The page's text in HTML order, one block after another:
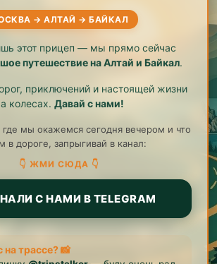
→ АЛТАЙ → БАЙКАЛ
этот прицеп — мы прямо сейчас
путешествие на Алтай и Байкал.
приключений и настоящей жизни
колесах. Давай с нами!
мы окажемся сегодня вечером и что
в дороге, запрыгивай в канал:
👇 ЖМИ СЮДА 👇
С НАМИ В TELEGRAM
трассе? 📸